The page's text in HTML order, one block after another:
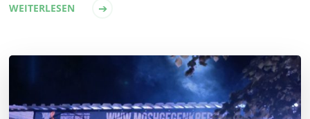
WEITERLESEN